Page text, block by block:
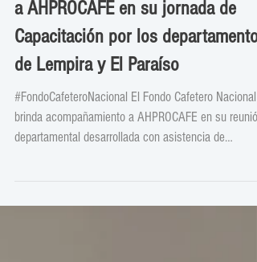
Fondo Cafetero Nacional acompaña
a AHPROCAFE en su jornada de
Capacitación por los departamentos
de Lempira y El Paraíso
#FondoCafeteroNacional El Fondo Cafetero Nacional
brinda acompañamiento a AHPROCAFE en su reunión
Paraíso, presentando además sus informes con el